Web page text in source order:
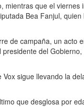
que el
Bea Fanjul,
de campaña, un acto
del
sigue llevando la
que desglosa por